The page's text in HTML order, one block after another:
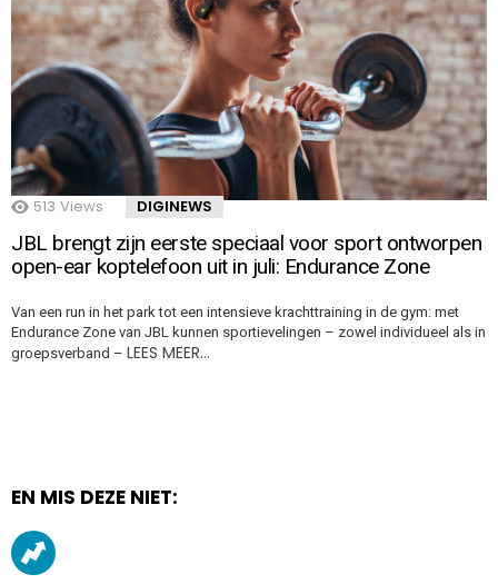
513 Views DIGINEWS
JBL brengt zijn eerste speciaal voor sport ontworpen
open-ear koptelefoon uit in juli: Endurance Zone
Van een run in het park tot een intensieve krachttraining in de gym: met
Endurance Zone van JBL kunnen sportievelingen – zowel individueel als in
groepsverband – LEES MEER…
EN MIS DEZE NIET: